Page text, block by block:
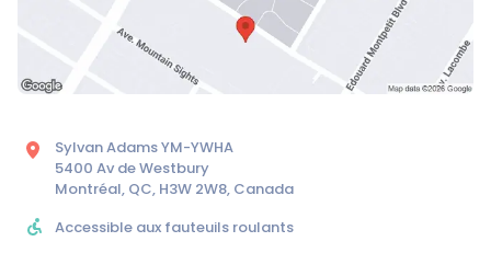
Sylvan Adams YM-YWHA
5400 Av de Westbury
Montréal, QC, H3W 2W8, Canada
Accessible aux fauteuils roulants